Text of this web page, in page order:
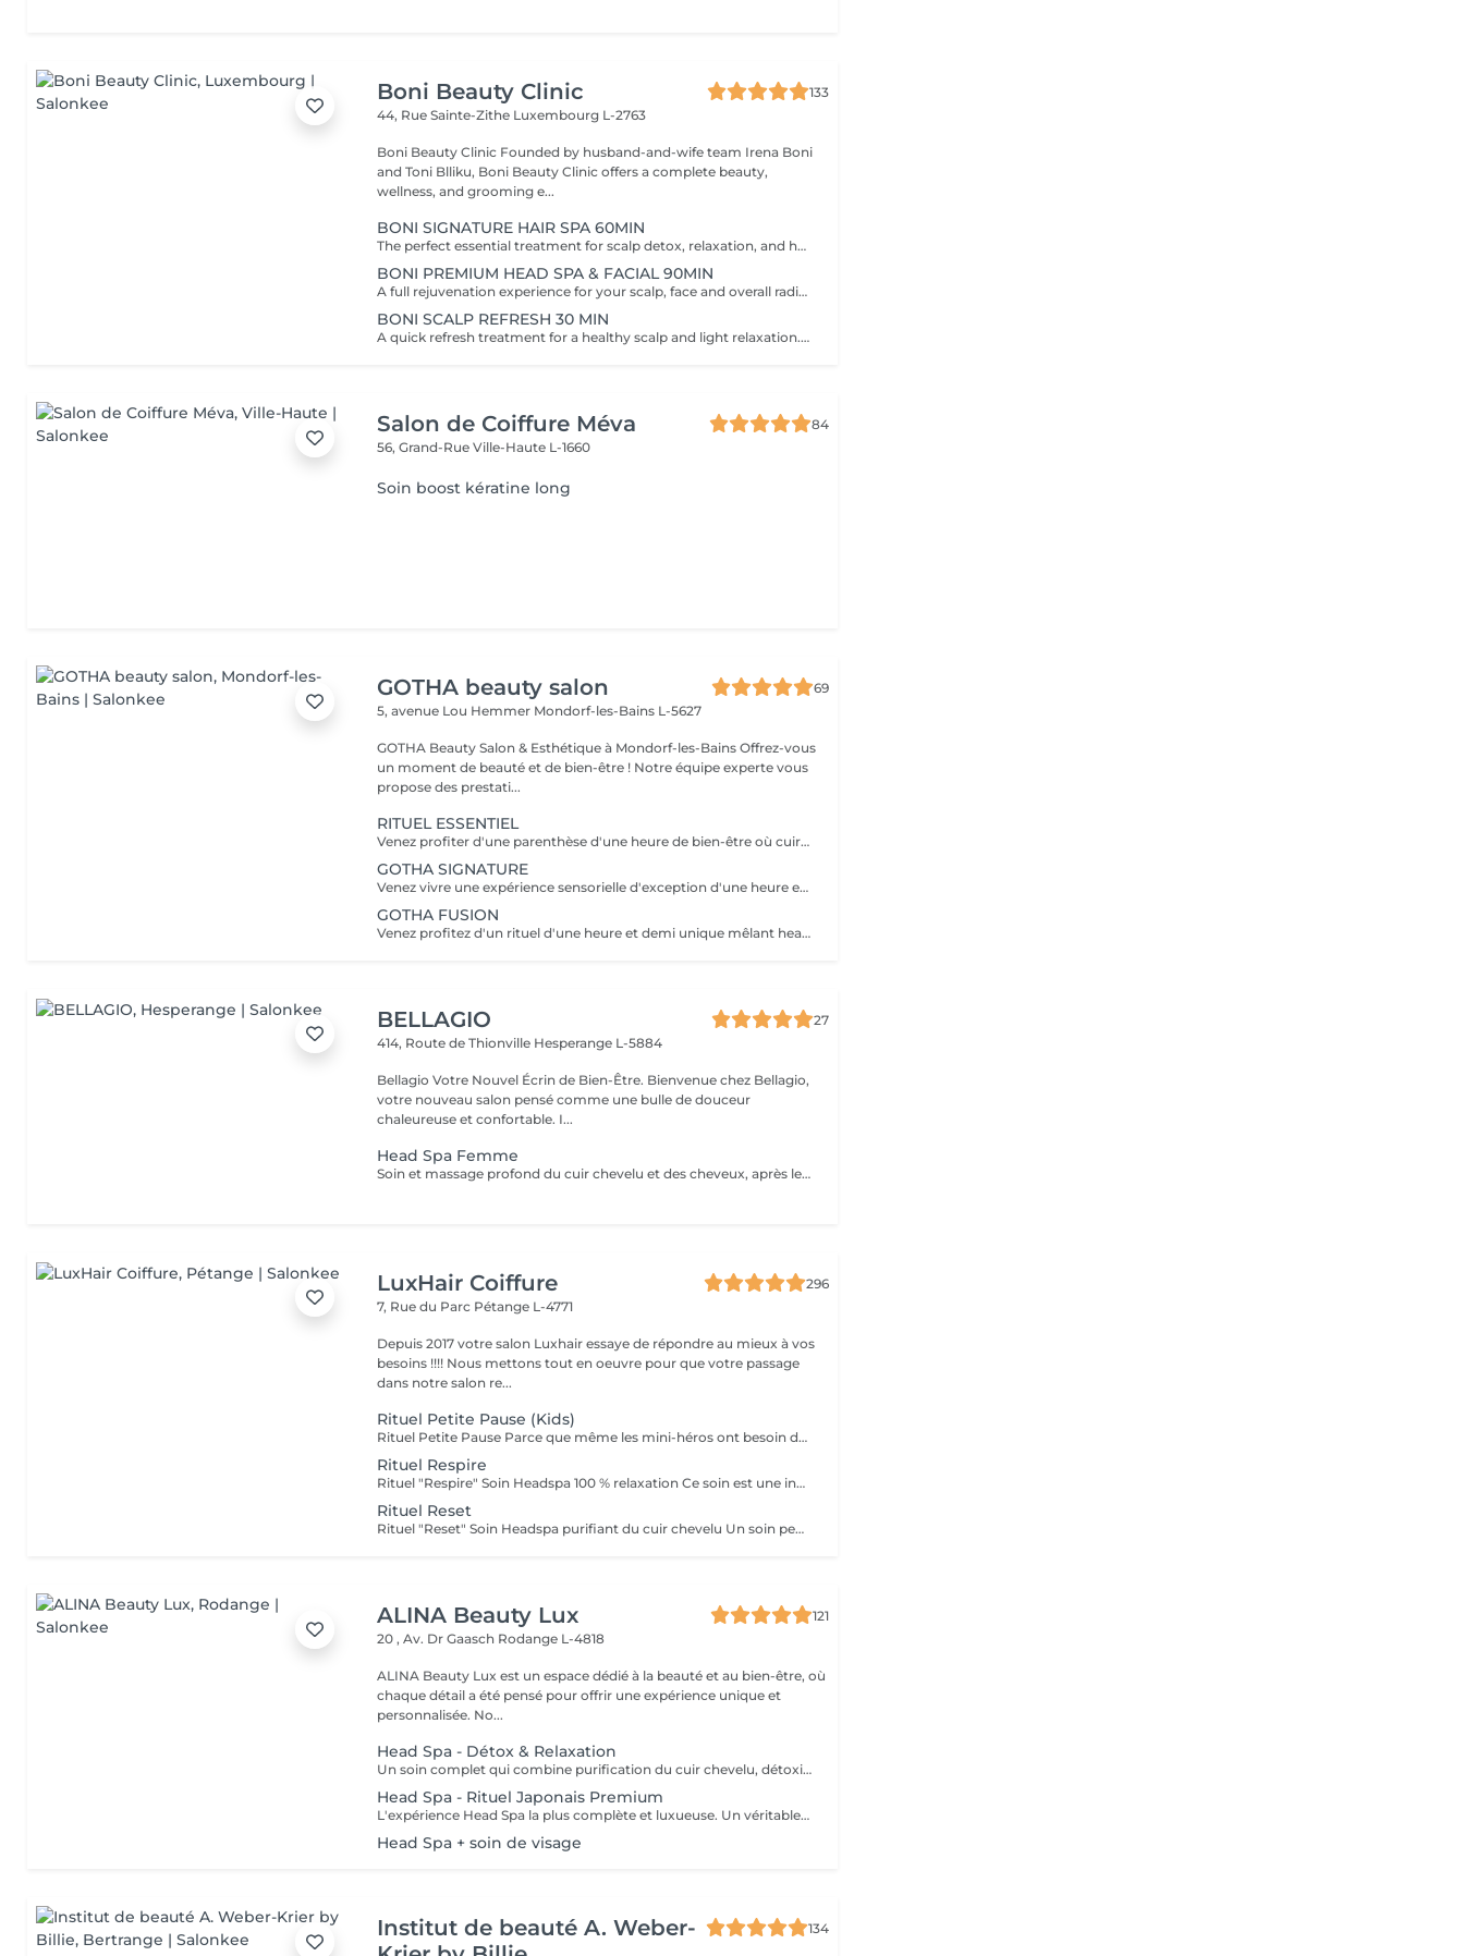
Boni Beauty Clinic
133
44, Rue Sainte-Zithe Luxembourg L-2763
Boni Beauty Clinic Founded by husband-and-wife team Irena Boni
and Toni Blliku, Boni Beauty Clinic offers a complete beauty,
wellness, and grooming e...
BONI SIGNATURE HAIR SPA 60MIN
The perfect essential treatment for scalp detox, relaxation, and hair vitality. Scalp Analysis (Becon Pro Camera) Microbubble Scalp Cleansing Rootonix Scalp Treatment Aromatherapy Ritual Scalp Massage Blow Dry Optional Add-Ons Available Enhance your Head Spa experience with our optional add-on treatments: Scalp Ampoule Booster €15 Neck & Shoulder Massage (15 min) €20 Steam Therapy €15 Hair Styling Straight or Wavy Finish €20 Hand Massage (15 min) €20 These add-on services can be combined with any Head Spa treatment for an even more personalized and relaxing experience.
BONI PREMIUM HEAD SPA & FACIAL 90MIN
A full rejuvenation experience for your scalp, face and overall radiance. Scalp Analysis (Becon Pro Camera) Microbubble Scalp Cleansing Rootonix Scalp & Hair Treatment Steam & Mist Infusion Scalp Massage Customized Facial Blow Dry INCLUDES FACIAL
BONI SCALP REFRESH 30 MIN
A quick refresh treatment for a healthy scalp and light relaxation. -Scalp Analysis (Becon Pro Camera) -Microbubble Scalp Cleansing -Scalp Massage -Blow Dry
Salon de Coiffure Méva
84
56, Grand-RueVille-Haute L-1660
Soin boost kératine long
GOTHA beauty salon
69
5, avenue Lou Hemmer Mondorf-les-Bains L-5627
GOTHA Beauty Salon & Esthétique à Mondorf-les-Bains Offrez-vous
un moment de beauté et de bien-être ! Notre équipe experte vous
propose des prestati...
RITUEL ESSENTIEL
Venez profiter d'une parenthèse d'une heure de bien-être où cuir chevelu et cheveux sont sublimés grâce à des soins personnalisés. Laissez-vous guider dans une première immersion douce et profondément relaxante.
GOTHA SIGNATURE
Venez vivre une expérience sensorielle d'exception d'une heure et demi, où chaque geste vous enveloppe dans un lâcher-prise absolu. Laissez-vous porter par un rituel profond, alliant détente, raffinement et évasion.
GOTHA FUSION
Venez profitez d'un rituel d'une heure et demi unique mêlant head spa et soin du visage pour une harmonie parfaite entre éclat et relaxation. Laissez-vous transporter dans une expérience enveloppante, où le corps et l'esprit se relâchent pleinement.
BELLAGIO
27
414, Route de Thionville Hesperange L-5884
Bellagio Votre Nouvel Écrin de Bien-Être. Bienvenue chez Bellagio,
votre nouveau salon pensé comme une bulle de douceur
chaleureuse et confortable. I...
Head Spa Femme
Soin et massage profond du cuir chevelu et des cheveux, après le soins un brushing ou séchage naturelle .
LuxHair Coiffure
296
7, Rue du Parc Pétange L-4771
Depuis 2017 votre salon Luxhair essaye de répondre au mieux à vos
besoins !!!! Nous mettons tout en oeuvre pour que votre passage
dans notre salon re...
Rituel Petite Pause (Kids)
Rituel Petite Pause Parce que même les mini-héros ont besoin de souffler ! Un moment tout doux pour que les enfants apprennent à se poser, se détendre et dire bye-bye au stress (même petit !). Avec un massage câlin du cuir chevelu, des papouilles légères et un soin tout frais pour des cheveux qui sentent bon la liberté. Un soin rigolo et relax, parfait pour que les petits se sentent comme des champions du chill ! Bienfaits : détente garantie, cuir chevelu tout propre, et surtout, plein de sourires ! Durée : 45 min Séchage naturel offert en fin de soin.
Rituel Respire
Rituel "Respire" Soin Headspa 100 % relaxation Ce soin est une invitation à lâcher prise. À travers un massage crânien lent, fluide et profond, les tensions accumulées s'évanouissent, les pensées s'apaisent, le corps se relâche. La gestuelle est inspirée des techniques japonaises de relaxation, pour favoriser la circulation et éveiller une sensation de calme intérieur immédiat. Bienfaits : apaisement du système nerveux, relâchement musculaire, sensation de légèreté mentale. 1h15 brushing ou séchage naturel offert en fin de soin.
Rituel Reset
Rituel "Reset" Soin Headspa purifiant du cuir chevelu Un soin pensé comme un redémarrage. Grâce à une gestuelle précise et des produits détoxifiants, ce rituel libère le cuir chevelu des toxines, impuretés et excès de sébum. Il relance la microcirculation, apporte une vraie sensation de fraîcheur et rééquilibre le terrain capillaire. Idéal pour retrouver un cuir chevelu sain et réactiver la vitalité naturelle des cheveux. Bienfaits : nettoyage profond, sensation de légèreté, meilleure oxygénation, base saine pour la repousse. 1h30 Diagnostic personnalisé + brushing ou séchage naturel inclus.
ALINA Beauty Lux
121
20 , Av. Dr Gaasch Rodange L-4818
ALINA Beauty Lux est un espace dédié à la beauté et au bien-être, où
chaque détail a été pensé pour offrir une expérience unique et
personnalisée. No...
Head Spa - Détox & Relaxation
Un soin complet qui combine purification du cuir chevelu, détoxification et massage relaxant. Inspiré des techniques japonaises, il élimine les impuretés, oxygène la peau et favorise la croissance des cheveux. Le visage se détend, l'esprit s'apaise et le cuir chevelu respire à nouveau.
Head Spa - Rituel Japonais Premium
L'expérience Head Spa la plus complète et luxueuse. Un véritable rituel japonais qui associe aromathérapie, massages profonds. Un moment d'équilibre, d'énergie et de renaissance pour le corps et l'esprit.
Head Spa + soin de visage
Institut de beauté A. Weber-
134